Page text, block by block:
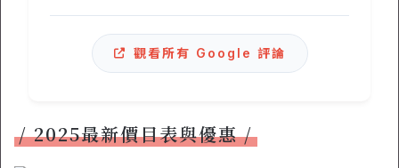
觀看所有 Google 評論
2025最新價目表與優惠